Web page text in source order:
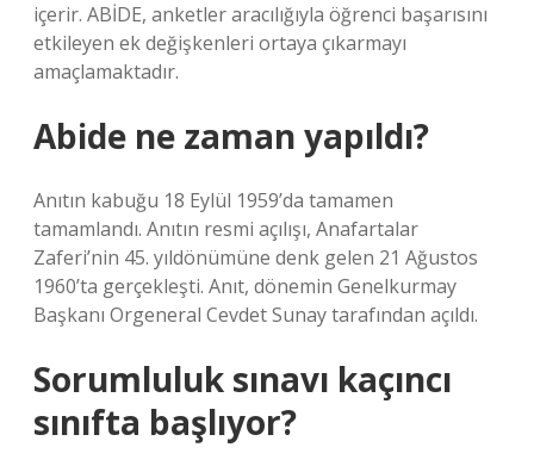
içerir. ABİDE, anketler aracılığıyla öğrenci başarısını
etkileyen ek değişkenleri ortaya çıkarmayı
amaçlamaktadır.
Abide ne zaman yapıldı?
Anıtın kabuğu 18 Eylül 1959’da tamamen
tamamlandı. Anıtın resmi açılışı, Anafartalar
Zaferi’nin 45. yıldönümüne denk gelen 21 Ağustos
1960’ta gerçekleşti. Anıt, dönemin Genelkurmay
Başkanı Orgeneral Cevdet Sunay tarafından açıldı.
Sorumluluk sınavı kaçıncı
sınıfta başlıyor?